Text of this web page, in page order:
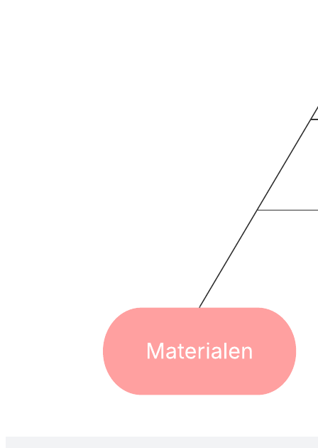
Met dit sjabloon van een werkblad voor een visgraatdiagram kunt u:
de mogelijke oorzaken die u heeft geïdentificeerd
rangschikken,- tijd besparen door de zwart-witversie af te
Open dit sjabloon en voeg inhoud toe om dit visgraatdiagram aan te
Gerelateerde sjablonen